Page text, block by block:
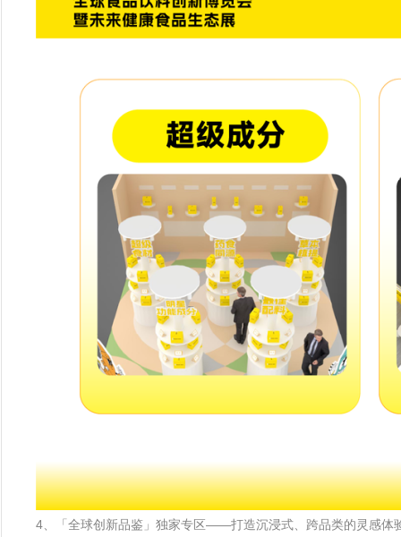
4、「全球创新品鉴」独家专区——打造沉浸式、跨品类的灵感体